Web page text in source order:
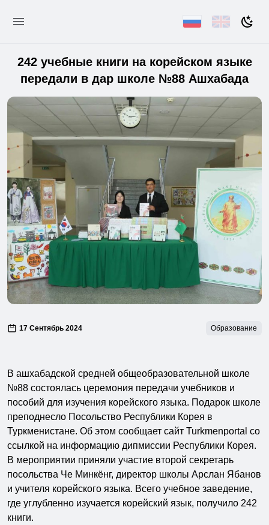
242 учебные книги на корейском языке
передали в дар школе №88 Ашхабада
17 Сентябрь 2024 Образование
В ашхабадской средней общеобразовательной школе
№88 состоялась церемония передачи учебников и
пособий для изучения корейского языка. Подарок школе
преподнесло Посольство Республики Корея в
Туркменистане. Об этом сообщает сайт Turkmenportal со
ссылкой на информацию дипмиссии Республики Корея.
В мероприятии приняли участие второй секретарь
посольства Че Минкёнг, директор школы Арслан Ябанов
и учителя корейского языка. Всего учебное заведение,
где углубленно изучается корейский язык, получило 242
книги.